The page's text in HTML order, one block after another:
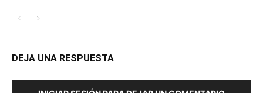
DEJA UNA RESPUESTA